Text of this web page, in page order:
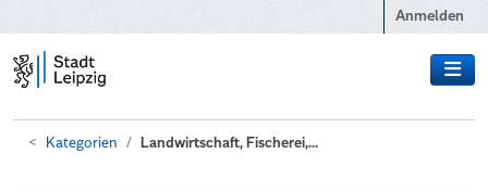
Anmelden
Kategorien Landwirtschaft, Fischerei,...